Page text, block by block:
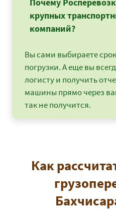
Почему
крупных
компаний?
Вы сами выбираете
погрузки. А еще вы
логисту и получить
машины прямо через
так не получится.
Как